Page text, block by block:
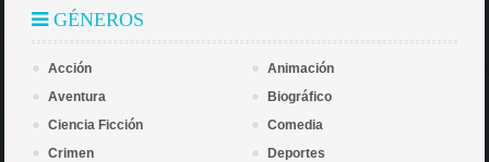
GÉNEROS
Acción
Animación
Aventura
Biográfico
Ciencia Ficción
Comedia
Crimen
Deportes